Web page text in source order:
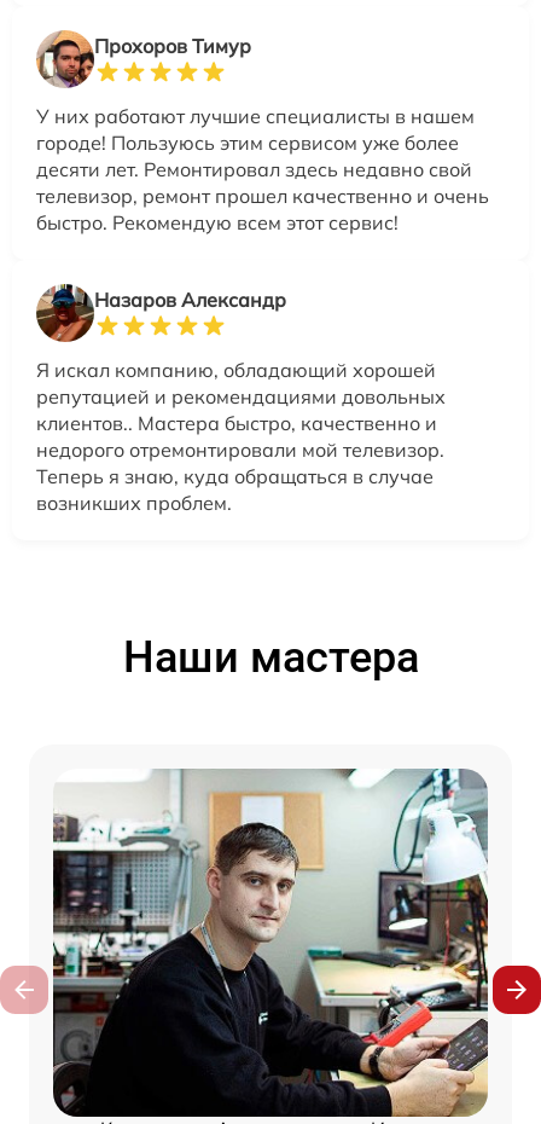
Прохоров Тимур
У них работают лучшие специалисты в нашем
городе! Пользуюсь этим сервисом уже более
десяти лет. Ремонтировал здесь недавно свой
телевизор, ремонт прошел качественно и очень
быстро. Рекомендую всем этот сервис!
Назаров Александр
Я искал компанию, обладающий хорошей
репутацией и рекомендациями довольных
клиентов.. Мастера быстро, качественно и
недорого отремонтировали мой телевизор.
Теперь я знаю, куда обращаться в случае
возникших проблем.
Наши мастера